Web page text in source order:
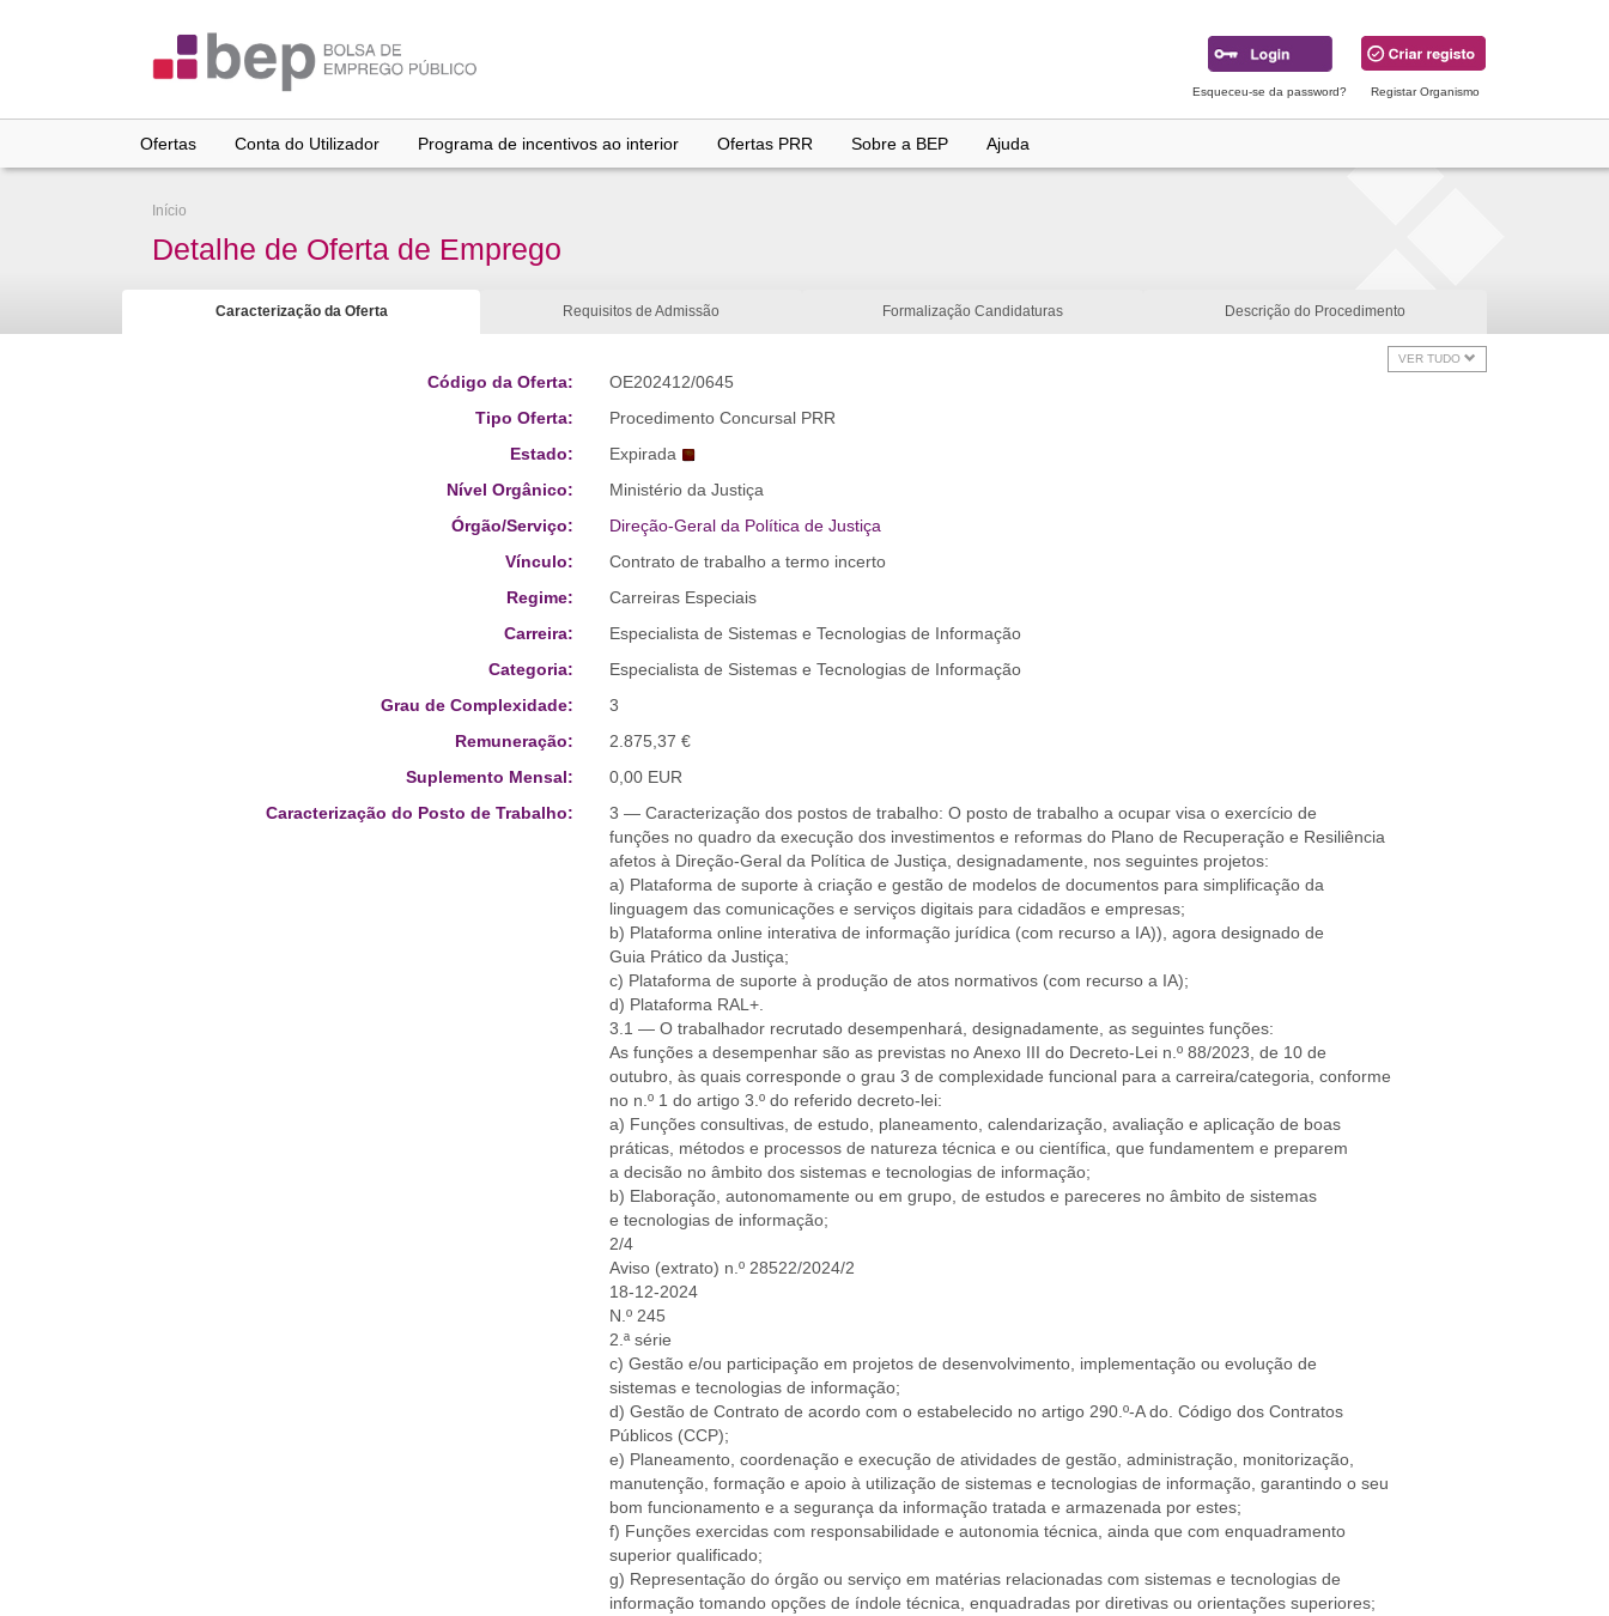
Esqueceu-se da password? Registar Organismo
Ofertas Conta do Utilizador Programa de incentivos ao interior Ofertas PRR Sobre a BEP Ajuda
Início
Detalhe de Oferta de Emprego
Caracterização da Oferta Requisitos de Admissão Formalização Candidaturas Descrição do Procedimento
VER TUDO
Código da Oferta:
OE202412/0645
Tipo Oferta:
Procedimento Concursal PRR
Estado:
Expirada
Nível Orgânico:
Ministério da Justiça
Órgão/Serviço:
Direção-Geral da Política de Justiça
Vínculo:
Contrato de trabalho a termo incerto
Regime:
Carreiras Especiais
Carreira:
Especialista de Sistemas e Tecnologias de Informação
Categoria:
Especialista de Sistemas e Tecnologias de Informação
Grau de Complexidade:
3
Remuneração:
2.875,37 €
Suplemento Mensal:
0,00 EUR
Caracterização do Posto de Trabalho:
3 — Caracterização dos postos de trabalho: O posto de trabalho a ocupar visa o exercício de
funções no quadro da execução dos investimentos e reformas do Plano de Recuperação e Resiliência
afetos à Direção-Geral da Política de Justiça, designadamente, nos seguintes projetos:
a) Plataforma de suporte à criação e gestão de modelos de documentos para simplificação da
linguagem das comunicações e serviços digitais para cidadãos e empresas;
b) Plataforma online interativa de informação jurídica (com recurso a IA)), agora designado de
Guia Prático da Justiça;
c) Plataforma de suporte à produção de atos normativos (com recurso a IA);
d) Plataforma RAL+.
3.1 — O trabalhador recrutado desempenhará, designadamente, as seguintes funções:
As funções a desempenhar são as previstas no Anexo III do Decreto-Lei n.º 88/2023, de 10 de
outubro, às quais corresponde o grau 3 de complexidade funcional para a carreira/categoria, conforme
no n.º 1 do artigo 3.º do referido decreto-lei:
a) Funções consultivas, de estudo, planeamento, calendarização, avaliação e aplicação de boas
práticas, métodos e processos de natureza técnica e ou científica, que fundamentem e preparem
a decisão no âmbito dos sistemas e tecnologias de informação;
b) Elaboração, autonomamente ou em grupo, de estudos e pareceres no âmbito de sistemas
e tecnologias de informação;
2/4
Aviso (extrato) n.º 28522/2024/2
18-12-2024
N.º 245
2.ª série
c) Gestão e/ou participação em projetos de desenvolvimento, implementação ou evolução de
sistemas e tecnologias de informação;
d) Gestão de Contrato de acordo com o estabelecido no artigo 290.º-A do. Código dos Contratos
Públicos (CCP);
e) Planeamento, coordenação e execução de atividades de gestão, administração, monitorização,
manutenção, formação e apoio à utilização de sistemas e tecnologias de informação, garantindo o seu
bom funcionamento e a segurança da informação tratada e armazenada por estes;
f) Funções exercidas com responsabilidade e autonomia técnica, ainda que com enquadramento
superior qualificado;
g) Representação do órgão ou serviço em matérias relacionadas com sistemas e tecnologias de
informação tomando opções de índole técnica, enquadradas por diretivas ou orientações superiores;